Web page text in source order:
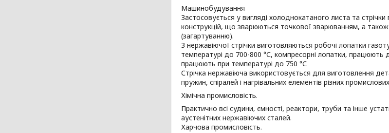
Машинобудування
Застосовується у вигляді холоднокатаного листа та стрічки
конструкцій, що зварюються точкової зварюванням, а
(загартуванню).
З нержавіючої стрічки виготовляються робочі лопатки
температурі до 700-800 °С, компресорні лопатки,
працюють при температурі до 750 °С
Стрічка нержавіюча використовується для виготовлення
пружин, спіралей і нагрівальних елементів різних
Хімічна промисловість.
Практично всі судини, ємності, реактори, труби та інше
аустенітних нержавіючих сталей.
Харчова промисловість.